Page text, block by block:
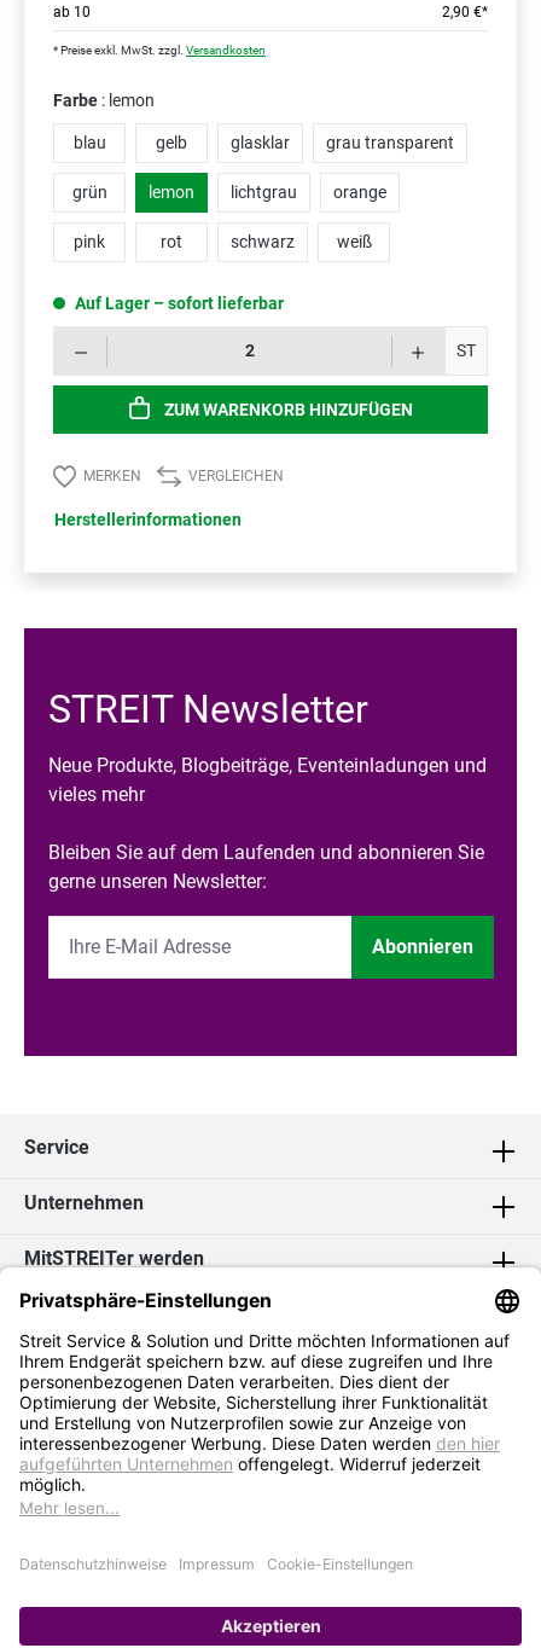
ab 10 2,90 €*
* Preise exkl. MwSt. zzgl. Versandkosten
Farbe : lemon
blau gelb glasklar grau transparent
grün lemon lichtgrau orange
pink rot schwarz weiß
Auf Lager – sofort lieferbar
ST
ZUM WARENKORB HINZUFÜGEN
MERKEN VERGLEICHEN
Herstellerinformationen
STREIT Newsletter
Neue Produkte, Blogbeiträge, Eventeinladungen und
vieles mehr
Bleiben Sie auf dem Laufenden und abonnieren Sie
gerne unseren Newsletter:
Abonnieren
Service
Unternehmen
MitSTREITer werden
Kontakt
Social Media
* Alle Preise exkl. MwSt. zzgl.Versandkosten
Impressum